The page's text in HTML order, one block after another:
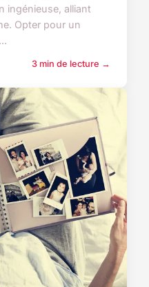
ingénieuse, alliant
Opter pour un
3 min de lecture →